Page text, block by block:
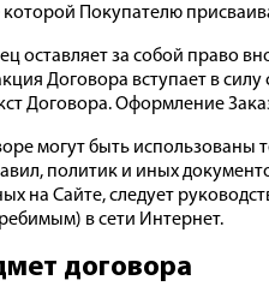
которой Покупателю
оставляет за собой право
Договора вступает в
Договора. Оформление
могут быть использованы
политик и иных
на Сайте, следует
в сети Интернет.
договора